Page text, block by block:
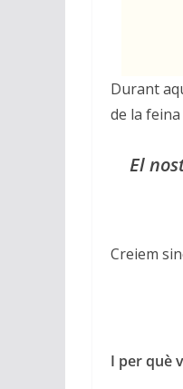
Durant
de la
El
Creiem
I per què